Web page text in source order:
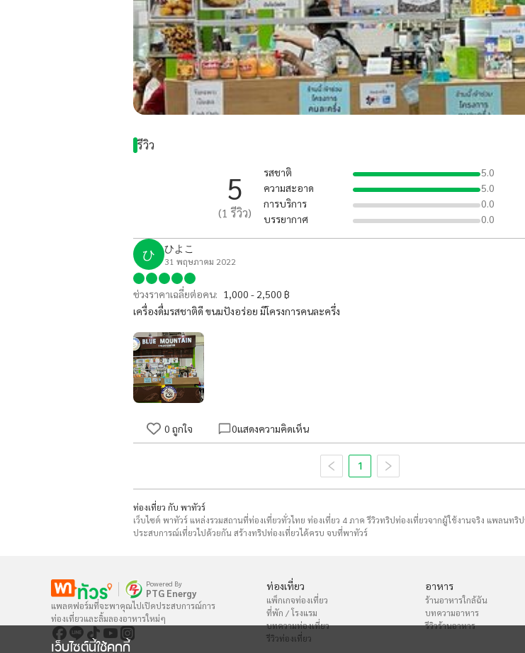
เว็บไซต์นี้ใช้คุกกี้
รีวิว
5
(1 รีวิว)
รสชาติ
5.0
ความสะอาด
5.0
การบริการ
0.0
บรรยากาศ
0.0
ひ ひよこ
31 พฤษภาคม 2022
ช่วงราคาเฉลี่ยต่อคน: 1,000 - 2,500 ฿
เครื่องดื่มรสชาติดี ขนมปังอร่อย มีโครงการคนละครึ่ง
0 ถูกใจ 0แสดงความคิดเห็น
1
ท่องเที่ยว กับ พาทัวร์
เว็บไซต์ พาทัวร์ แหล่งรวมสถานที่ท่องเที่ยวทั่วไทย ท่องเที่ยว 4 ภาค รีวิวทริปท่องเที่ยวจากผู้ใช้งานจริง แพลนท
ประสบการณ์เที่ยวไปด้วยกัน สร้างทริปท่องเที่ยวได้ครบ จบที่พาทัวร์
Powered By
PTG Energy
แพลตฟอร์มที่จะพาคุณไปเปิดประสบการณ์การ
ท่องเที่ยวและลิ้มลองอาหารใหม่ๆ
ท่องเที่ยว
แพ็กเกจท่องเที่ยว
ที่พัก / โรงแรม
บทความท่องเที่ยว
รีวิวท่องเที่ยว
อาหาร
ร้านอาหารใกล้ฉัน
บทความอาหาร
รีวิวร้านอาหาร